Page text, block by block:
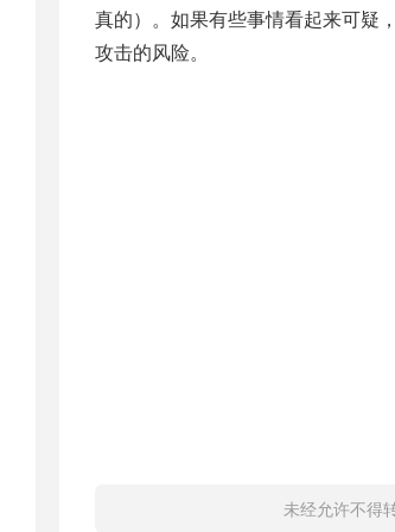
真的）。如果有些事情看起来可疑
攻击的风险。
未经允许不得